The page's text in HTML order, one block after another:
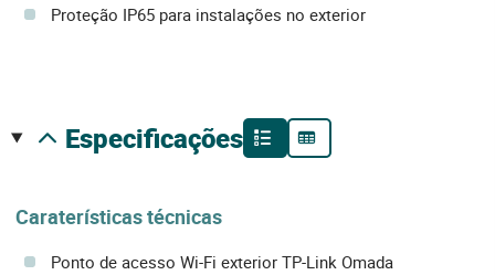
Proteção IP65 para instalações no exterior
especificações
Caraterísticas técnicas
Ponto de acesso Wi-Fi exterior TP-Link Omada